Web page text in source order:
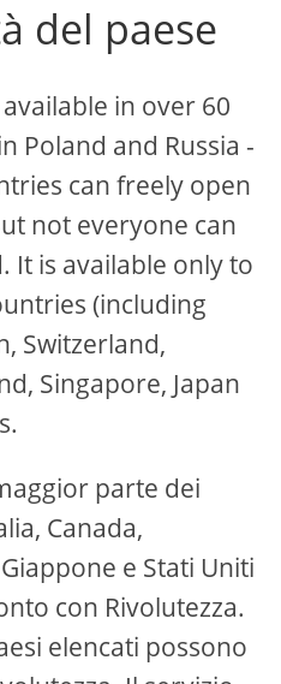
del paese
in over 60
Poland and Russia -
can freely open
not everyone can
It is available only to
(including
Switzerland,
Singapore, Japan
parte dei
Canada,
e Stati Uniti
con Rivolutezza.
elencati possono